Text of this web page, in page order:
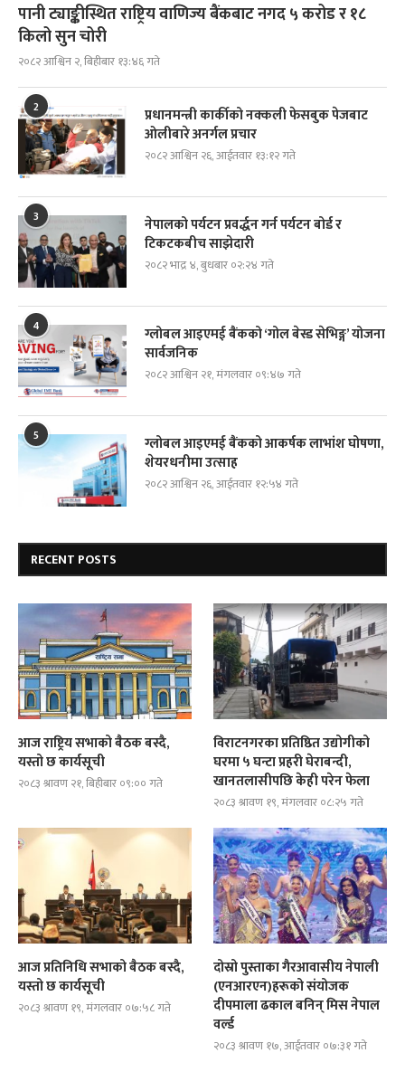
पानी ट्याङ्कीस्थित राष्ट्रिय वाणिज्य बैंकबाट नगद ५ करोड र १८
किलो सुन चोरी
२०८२ आश्विन २, बिहीबार १३:४६ गते
2
प्रधानमन्त्री कार्कीको नक्कली फेसबुक पेजबाट
ओलीबारे अनर्गल प्रचार
२०८२ आश्विन २६, आईतवार १३:१२ गते
3
नेपालको पर्यटन प्रवर्द्धन गर्न पर्यटन बोर्ड र
टिकटकबीच साझेदारी
२०८२ भाद्र ४, बुधबार ०२:२४ गते
4
ग्लोबल आइएमई बैंकको ‘गोल बेस्ड सेभिङ्ग’ योजना
सार्वजनिक
२०८२ आश्विन २१, मंगलवार ०९:४७ गते
5
ग्लोबल आइएमई बैंकको आकर्षक लाभांश घोषणा,
शेयरधनीमा उत्साह
२०८२ आश्विन २६, आईतवार १२:५४ गते
RECENT POSTS
आज राष्ट्रिय सभाको बैठक बस्दै,
यस्तो छ कार्यसूची
२०८३ श्रावण २१, बिहीबार ०९:०० गते
विराटनगरका प्रतिष्ठित उद्योगीको
घरमा ५ घन्टा प्रहरी घेराबन्दी,
खानतलासीपछि केही परेन फेला
२०८३ श्रावण १९, मंगलवार ०८:२५ गते
आज प्रतिनिधि सभाको बैठक बस्दै,
यस्तो छ कार्यसूची
२०८३ श्रावण १९, मंगलवार ०७:५८ गते
दोस्रो पुस्ताका गैरआवासीय नेपाली
(एनआरएन)हरूको संयोजक
दीपमाला ढकाल बनिन् मिस नेपाल
वर्ल्ड
२०८३ श्रावण १७, आईतवार ०७:३१ गते